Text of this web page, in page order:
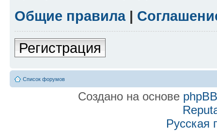
Общие правила|
Регистрация
Список форумов
Создано на основе phpBB
Русская